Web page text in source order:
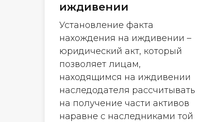
иждивении
Установление факта
нахождения на иждивении –
юридический акт, который
позволяет лицам,
находящимся на иждивении
наследодателя рассчитывать
на получение части активов
наравне с наследниками той